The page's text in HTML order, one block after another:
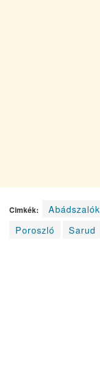
Cimkék: Abádszalók
Poroszló
Sarud